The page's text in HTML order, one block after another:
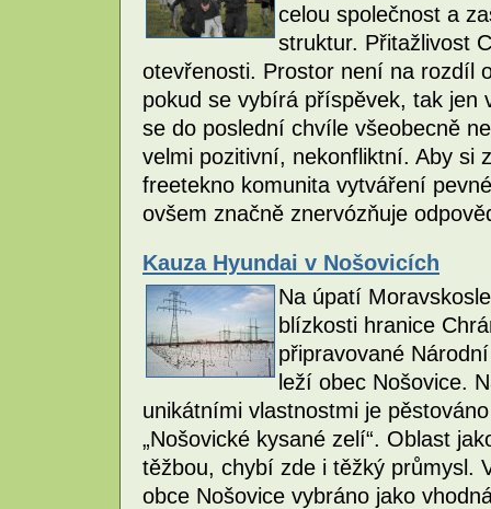
celou společnost a
struktur. Přitažlivost
otevřenosti. Prostor není na rozdíl
pokud se vybírá příspěvek, tak jen
se do poslední chvíle všeobecně
velmi pozitivní, nekonfliktní. Aby si
freetekno komunita vytváření
ovšem značně znervózňuje
Kauza Hyundai v Nošovicích
Na úpatí
blízkosti hranice
připravované
leží obec Nošovice.
unikátními vlastnostmi je
„Nošovické kysané zelí“. Oblast
těžbou, chybí zde i těžký průmysl.
obce Nošovice vybráno jako